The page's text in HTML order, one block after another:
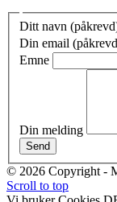
Ditt navn
Din email
Emne
Din melding
Send
© 2026 Copyright -
Scroll to top